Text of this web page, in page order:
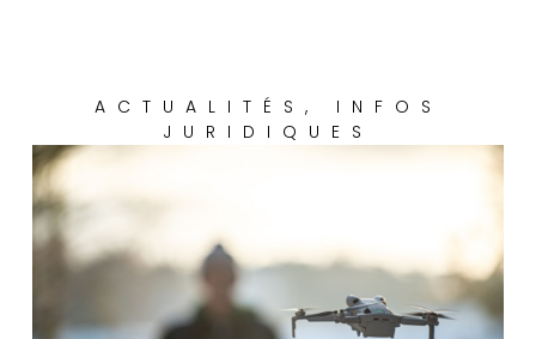
ACTUALITÉS , INFOS
JURIDIQUES